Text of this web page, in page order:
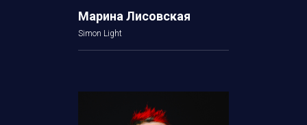
Марина Лисовская
Simon Light